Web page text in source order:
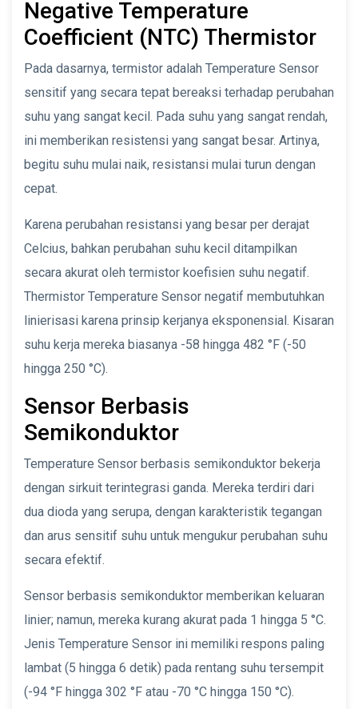
Negative Temperature
Coefficient (NTC) Thermistor
Pada dasarnya, termistor adalah Temperature Sensor
sensitif yang secara tepat bereaksi terhadap perubahan
suhu yang sangat kecil. Pada suhu yang sangat rendah,
ini memberikan resistensi yang sangat besar. Artinya,
begitu suhu mulai naik, resistansi mulai turun dengan
cepat.
Karena perubahan resistansi yang besar per derajat
Celcius, bahkan perubahan suhu kecil ditampilkan
secara akurat oleh termistor koefisien suhu negatif.
Thermistor Temperature Sensor negatif membutuhkan
linierisasi karena prinsip kerjanya eksponensial. Kisaran
suhu kerja mereka biasanya -58 hingga 482 °F (-50
hingga 250 °C).
Sensor Berbasis
Semikonduktor
Temperature Sensor berbasis semikonduktor bekerja
dengan sirkuit terintegrasi ganda. Mereka terdiri dari
dua dioda yang serupa, dengan karakteristik tegangan
dan arus sensitif suhu untuk mengukur perubahan suhu
secara efektif.
Sensor berbasis semikonduktor memberikan keluaran
linier; namun, mereka kurang akurat pada 1 hingga 5 °C.
Jenis Temperature Sensor ini memiliki respons paling
lambat (5 hingga 6 detik) pada rentang suhu tersempit
(-94 °F hingga 302 °F atau -70 °C hingga 150 °C).